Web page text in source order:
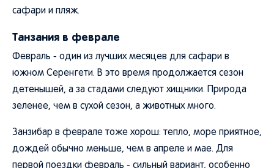
сафари и пляж.
Танзания в феврале
Февраль - один из лучших месяцев для сафари в
южном Серенгети. В это время продолжается сезон
детенышей, а за стадами следуют хищники. Природа
зеленее, чем в сухой сезон, а животных много.
Занзибар в феврале тоже хорош: тепло, море приятное,
дождей обычно меньше, чем в апреле и мае. Для
первой поездки февраль - сильный вариант, особенно